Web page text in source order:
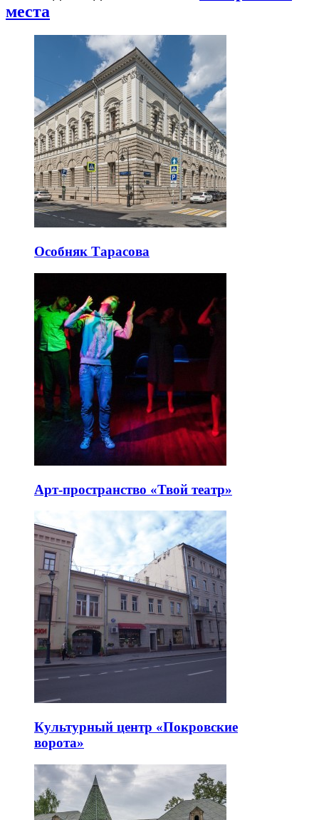
места
Особняк Тарасова
Арт-пространство «Твой театр»
Культурный центр «Покровские
ворота»